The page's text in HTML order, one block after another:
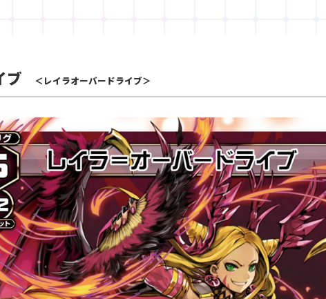
ブ ＜レイラオーバードライブ＞